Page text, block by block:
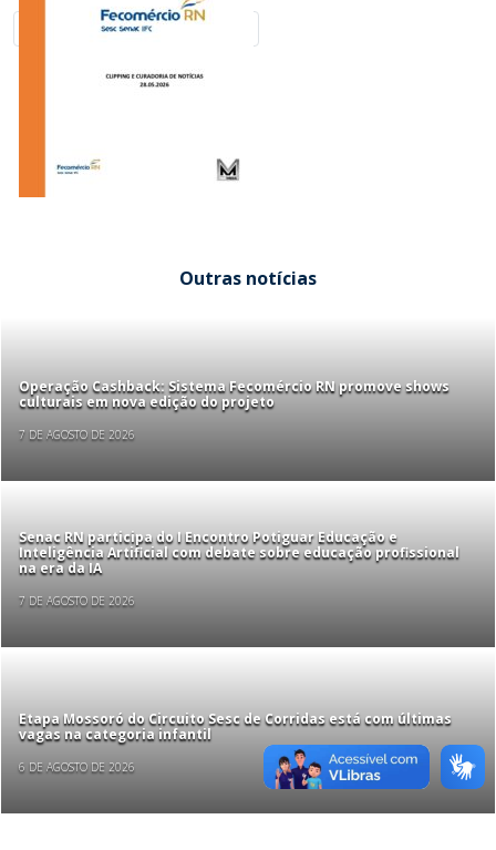
Outras notícias
Operação Cashback: Sistema Fecomércio RN promove shows
culturais em nova edição do projeto
7 DE AGOSTO DE 2026
Senac RN participa do I Encontro Potiguar Educação e
Inteligência Artificial com debate sobre educação profissional
na era da IA
7 DE AGOSTO DE 2026
Etapa Mossoró do Circuito Sesc de Corridas está com últimas
vagas na categoria infantil
6 DE AGOSTO DE 2026